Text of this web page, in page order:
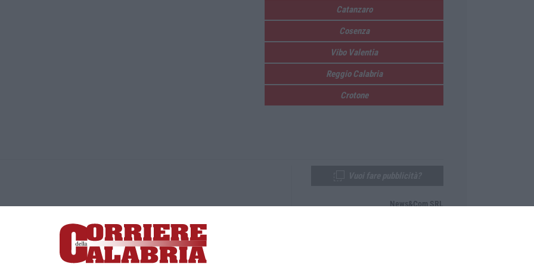
Catanzaro
Cosenza
Vibo Valentia
Reggio Calabria
Crotone
Lamezia Terme (CZ)
responsabile Paola Militano |Privacy
News&Com SRL